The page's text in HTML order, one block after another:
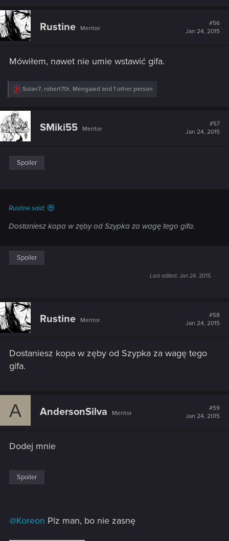
Rustine Mentor
#56
Jan 24, 2015
Mówiłem, nawet nie umie wstawić gifa.
R
c
t
i
o
:
Solan7, robert70r, Mengaard and 1 other person
SMiki55 Mentor
#57
Jan 24, 2015
Spoiler
Rustine said:
Dostaniesz kopa w zęby od Szypka za wagę tego gifa.
Spoiler
Last edited: Jan 24, 2015
Rustine Mentor
#58
Jan 24, 2015
Dostaniesz kopa w zęby od Szypka za wagę tego
gifa.
A AndersonSilva Mentor
#59
Jan 24, 2015
Dodej mnie
Spoiler
@Koreon Plz man, bo nie zasnę